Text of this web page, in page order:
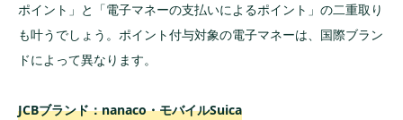
ポイント」と「電子マネーの支払いによるポイント」の二重取り
も叶うでしょう。ポイント付与対象の電子マネーは、国際ブラン
ドによって異なります。
JCBブランド：nanaco・モバイルSuica